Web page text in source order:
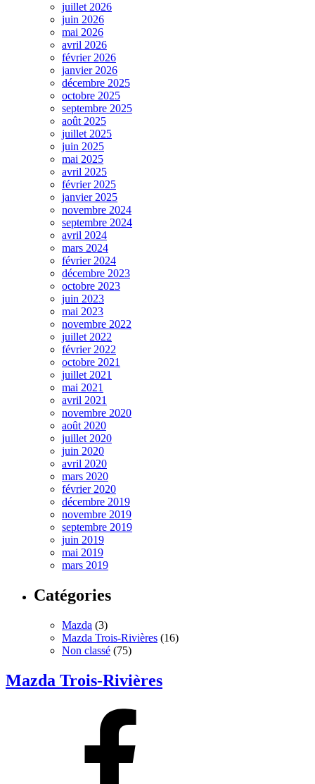
juillet 2026
juin 2026
mai 2026
avril 2026
février 2026
janvier 2026
décembre 2025
octobre 2025
septembre 2025
août 2025
juillet 2025
juin 2025
mai 2025
avril 2025
février 2025
janvier 2025
novembre 2024
septembre 2024
avril 2024
mars 2024
février 2024
décembre 2023
octobre 2023
juin 2023
mai 2023
novembre 2022
juillet 2022
février 2022
octobre 2021
juillet 2021
mai 2021
avril 2021
novembre 2020
août 2020
juillet 2020
juin 2020
avril 2020
mars 2020
février 2020
décembre 2019
novembre 2019
septembre 2019
juin 2019
mai 2019
mars 2019
Catégories
Mazda (3)
Mazda Trois-Rivières (16)
Non classé (75)
Mazda Trois-Rivières